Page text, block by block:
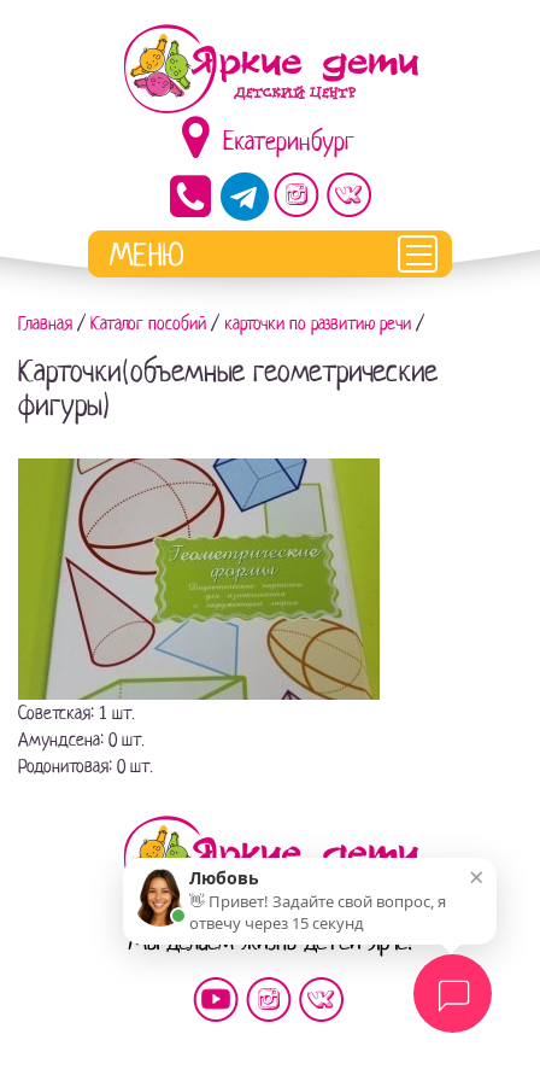
Екатеринбург
Главная / Каталог пособий / карточки по развитию речи /
Карточки(объемные геометрические
фигуры)
Советская: 1 шт.
Амундсена: 0 шт.
Родонитовая: 0 шт.
Мы делаем жизнь детей ярче!
×
Любовь
👋 Привет! Задайте свой вопрос, я
отвечу через 15 секунд